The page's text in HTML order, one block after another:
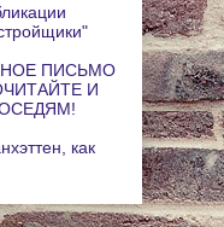
ПИСЬМО
И
как